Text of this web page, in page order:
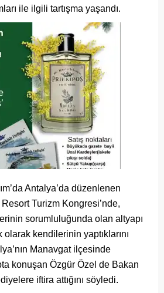
ile ilgili tartışma yaşandı.
Antalya’da düzenlenen
Turizm Kongresi’nde,
sorumluluğunda olan altyapı
olarak kendilerinin yaptıklarını
Manavgat ilçesinde
konuşan Özgür Özel de Bakan
iftira attığını söyledi.